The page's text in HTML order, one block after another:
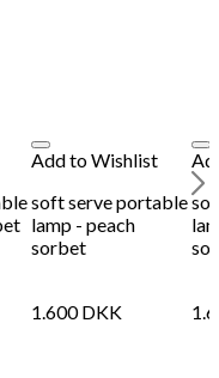
Add to Wishlist
soft serve portable
lamp - peach
sorbet
1.600DKK